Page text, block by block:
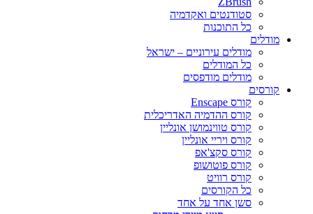
סטודנטים ואקדמיה
כל התוכנות
מודלים
מודלים עירוניים – ישראל
כל המודלים
מודלים מודפסים
קורסים
קורס Enscape
קורס ההדמיה האדריכלית
קורס טווינמושן אונליין
קורס ויריי אונליין
קורס סקצ'אפ
קורס פוטושופ
קורס רוויט
כל הקורסים
סשן אחד על אחד